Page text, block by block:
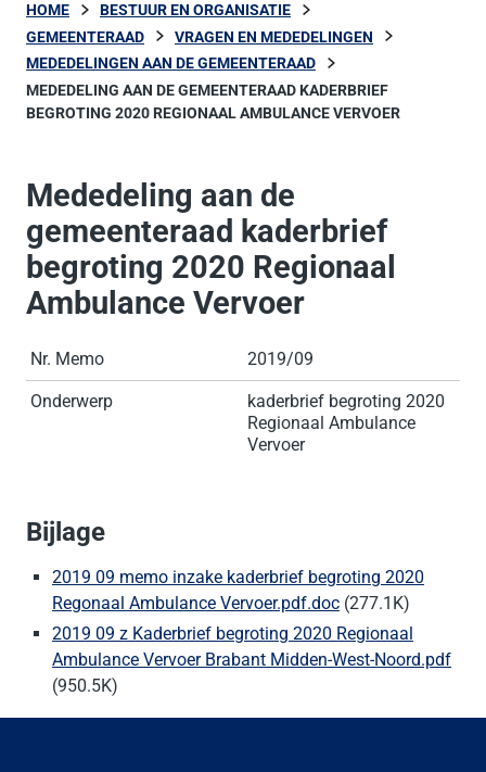
HOME
BESTUUR EN ORGANISATIE
GEMEENTERAAD
VRAGEN EN MEDEDELINGEN
MEDEDELINGEN AAN DE GEMEENTERAAD
MEDEDELING AAN DE GEMEENTERAAD KADERBRIEF
BEGROTING 2020 REGIONAAL AMBULANCE VERVOER
Mededeling aan de
gemeenteraad kaderbrief
begroting 2020 Regionaal
Ambulance Vervoer
Nr. Memo 2019/09
Onderwerp
kaderbrief begroting 2020
Regionaal Ambulance
Vervoer
Bijlage
2019 09 memo inzake kaderbrief begroting 2020
Regonaal Ambulance Vervoer.pdf.doc (277.1K)
2019 09 z Kaderbrief begroting 2020 Regionaal
Ambulance Vervoer Brabant Midden-West-Noord.pdf
(950.5K)